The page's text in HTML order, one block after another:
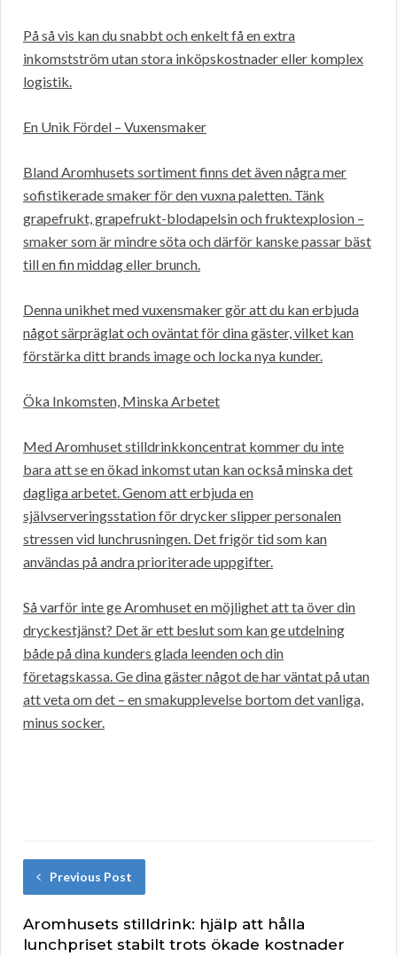
På så vis kan du snabbt och enkelt få en extra
inkomstström utan stora inköpskostnader eller komplex
logistik.
En Unik Fördel – Vuxensmaker
Bland Aromhusets sortiment finns det även några mer
sofistikerade smaker för den vuxna paletten. Tänk
grapefrukt, grapefrukt-blodapelsin och fruktexplosion –
smaker som är mindre söta och därför kanske passar bäst
till en fin middag eller brunch.
Denna unikhet med vuxensmaker gör att du kan erbjuda
något särpräglat och oväntat för dina gäster, vilket kan
förstärka ditt brands image och locka nya kunder.
Öka Inkomsten, Minska Arbetet
Med Aromhuset stilldrinkkoncentrat kommer du inte
bara att se en ökad inkomst utan kan också minska det
dagliga arbetet. Genom att erbjuda en
självserveringsstation för drycker slipper personalen
stressen vid lunchrusningen. Det frigör tid som kan
användas på andra prioriterade uppgifter.
Så varför inte ge Aromhuset en möjlighet att ta över din
dryckestjänst? Det är ett beslut som kan ge utdelning
både på dina kunders glada leenden och din
företagskassa. Ge dina gäster något de har väntat på utan
att veta om det – en smakupplevelse bortom det vanliga,
minus socker.
Previous Post
Aromhusets stilldrink: hjälp att hålla
lunchpriset stabilt trots ökade kostnader